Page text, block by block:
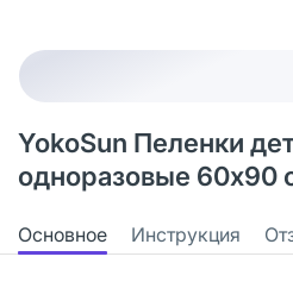
YokoSun Пеленки
одноразовые 60х90
Основное Инструкция